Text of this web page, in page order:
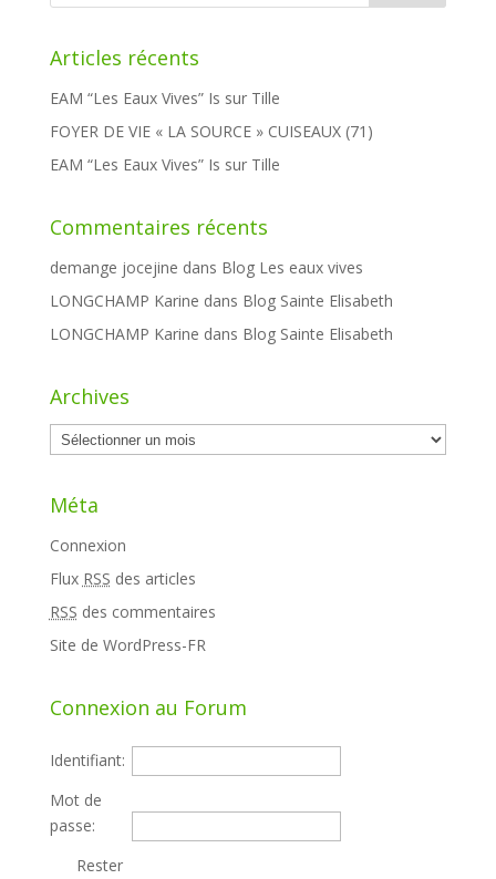
Articles récents
EAM “Les Eaux Vives” Is sur Tille
FOYER DE VIE « LA SOURCE » CUISEAUX (71)
EAM “Les Eaux Vives” Is sur Tille
Commentaires récents
demange jocejine dans Blog Les eaux vives
LONGCHAMP Karine dans Blog Sainte Elisabeth
LONGCHAMP Karine dans Blog Sainte Elisabeth
Archives
Archives
Méta
Connexion
Flux RSS des articles
RSS des commentaires
Site de WordPress-FR
Connexion au Forum
Identifiant:
Mot de
passe:
Rester